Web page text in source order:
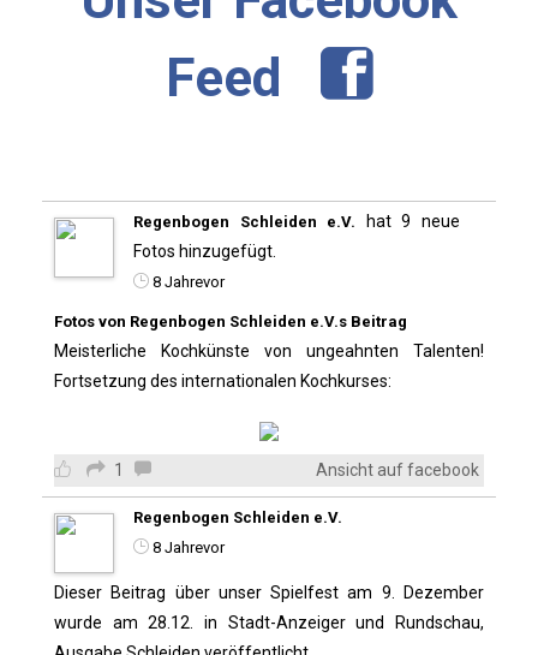
Feed
Regenbogen Schleiden e.V.
hat 9 neue
Fotos hinzugefügt.
8 Jahrevor
Fotos von Regenbogen Schleiden e.V.s Beitrag
Meisterliche Kochkünste von ungeahnten Talenten!
Fortsetzung des internationalen Kochkurses:
1 Ansicht auf facebook
Regenbogen Schleiden e.V.
8 Jahrevor
Dieser Beitrag über unser Spielfest am 9. Dezember
wurde am 28.12. in Stadt-Anzeiger und Rundschau,